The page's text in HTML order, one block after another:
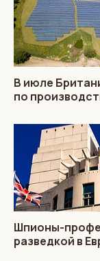
В июле
по
Шпионы-
разведкой в